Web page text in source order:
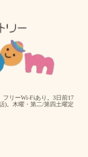
リーWi-Fiあり。3日前17
)。木曜・第二/第四土曜定